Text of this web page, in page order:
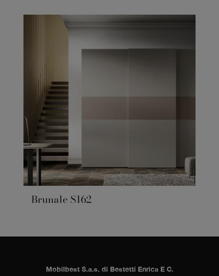
Brunale S162
Mobilbest S.a.s. di Bestetti Enrica E C.